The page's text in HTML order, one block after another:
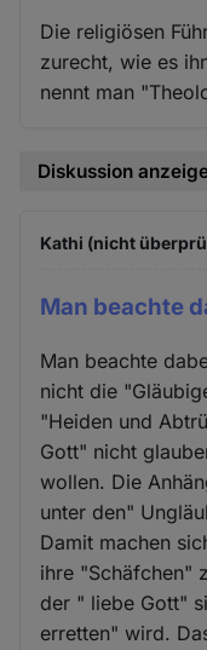
Die religiösen
zurecht, wie es
nennt man
Diskussion
Kathi (nicht
Man beachte
Man beachte
nicht die
"Heiden und
Gott" nicht
wollen. Die
unter den"
Damit machen
ihre "Schäfchen"
der " liebe Gott"
erretten" wird.